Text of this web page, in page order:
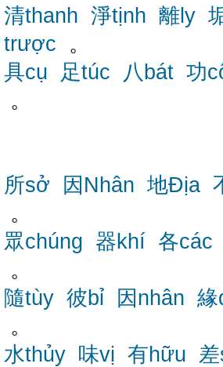
清thanh 淨tịnh 離ly
trược 。
具cụ
足túc 八bát 功
。
所sở 因Nhân 地Địa
。
眾chúng 器khí 各các
。
隨tùy 彼bỉ 因nhân 緣
。
水thủy 味vị 有hữu